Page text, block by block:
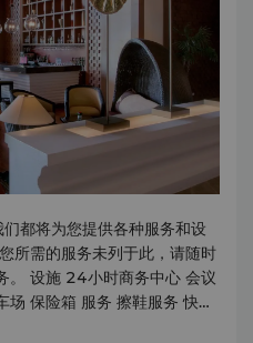
都将为您提供各种服务和设
所需的服务未列于此，请随时
议